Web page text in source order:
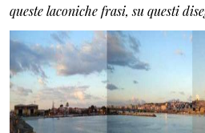
queste laconiche frasi, su questi